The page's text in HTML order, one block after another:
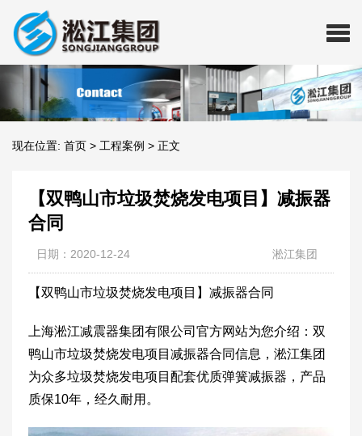
现在位置: 首页 > 工程案例 > 正文
【双鸭山市垃圾焚烧发电项目】减振器
合同
日期：2020-12-24 淞江集团
【双鸭山市垃圾焚烧发电项目】减振器合同
上海淞江减震器集团有限公司官方网站为您介绍：双
鸭山市垃圾焚烧发电项目减振器合同信息，淞江集团
为众多垃圾焚烧发电项目配套优质弹簧减振器，产品
质保10年，经久耐用。